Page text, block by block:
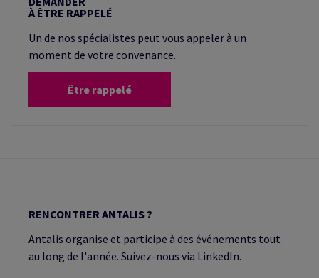
À ÊTRE RAPPELÉ
Un de nos spécialistes peut vous appeler à un
moment de votre convenance.
Être rappelé
RENCONTRER ANTALIS ?
Antalis organise et participe à des événements tout
au long de l'année. Suivez-nous via LinkedIn.